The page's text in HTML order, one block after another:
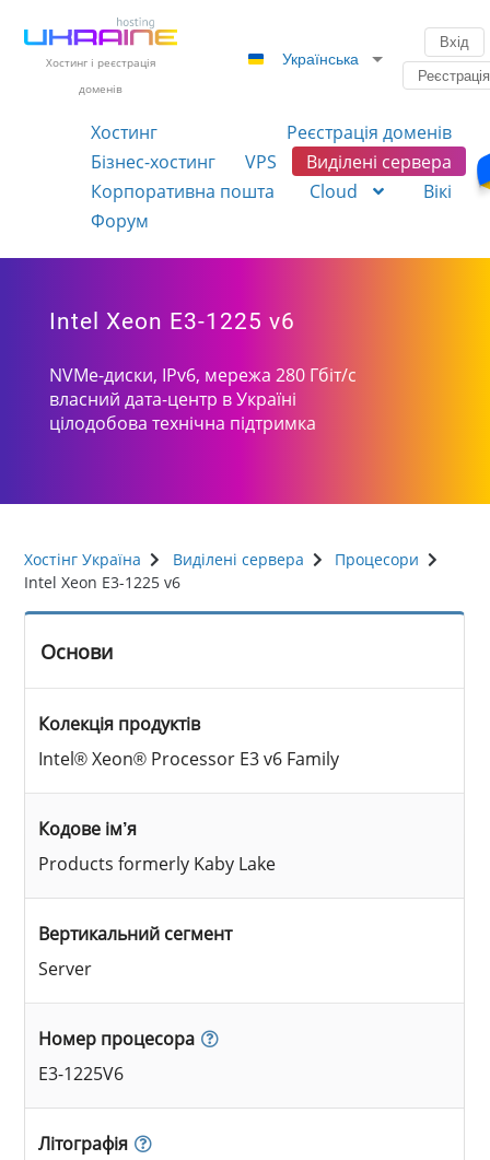
Хостинг і реєстрація
доменів
Українська
Вхід
Реєстрація
Хостинг
Реєстрація доменів
Бізнес-хостинг
VPS
Виділені сервера
Корпоративна пошта
Cloud
Вікі
Форум
Intel Xeon E3-1225 v6
NVMe-диски, IPv6, мережа 280 Гбіт/с
власний дата-центр в Україні
цілодобова технічна підтримка
Хостінг Україна Виділені сервера
Процесори
Intel Xeon E3-1225 v6
Основи
Колекція продуктів
Intel® Xeon® Processor E3 v6 Family
Кодове ім’я
Products formerly Kaby Lake
Вертикальний сегмент
Server
Номер процесора
E3-1225V6
Літографія